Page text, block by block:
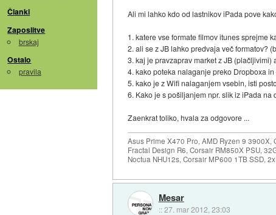
Članki
Zaposlitve
brskaj
Ostalo
pravila
Ali mi lahko kdo od lastnikov iPada pove
1. katere vse formate filmov itunes sprejme
2. ali se z JB lahko predvaja več formatov?
3. kaj je pravzaprav market z JB
4. kako poteka nalaganje preko Dropboxa
5. kako je z Wifi nalaganjem vsebin, isti
6. Kako je s pošiljanjem npr. slik iz iPada
Zaenkrat toliko, hvala za odgovore ...
Asus Prime X470 Pro, AMD Ryzen 9 3900X,
Fractal Design R6, Corsair RM850X PSU,
Noctua NHU12s, Corsair MP600 1TB SSD,
Mesar
::27. mar 2012, 23:03